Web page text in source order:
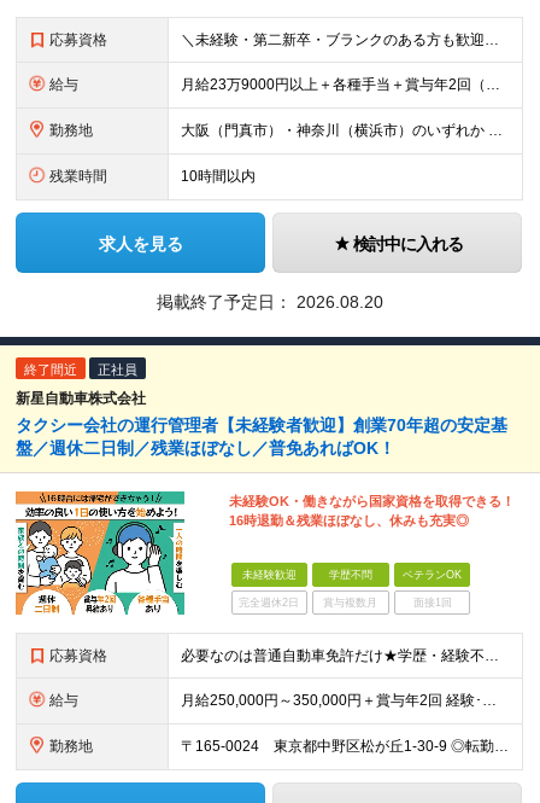
応募資格 ＼未経験・第二新卒・ブランクのある方も歓迎！／ ■大卒以上 ■基本的なPCスキルをお持ちの方（Excelに入力ができればOK） 今回は、意欲・人物を重視した採用です。必要な知識は入社後に身につけら
給与 月給23万9000円以上＋各種手当＋賞与年2回（年間約2ヶ月分） ★経験・年齢・能力などを考慮のうえ決定 ★残業代は別途全額支給 ＜あわせて支給される手当＞ ◆扶養手当（配偶者：月1万円、子ども1
勤務地 大阪（門真市）・神奈川（横浜市）のいずれか ※勤務地は希望を考慮して決定します。 ※場合により転勤の可能性もございます。 ※U・Iターン歓迎！ ■本社・大阪支店 大阪府門真市松生町6-20 ■東京
残業時間 10時間以内
求人を見る 検討中に入れる
掲載終了予定日： 2026.08.20
終了間近 正社員
新星自動車株式会社
タクシー会社の運行管理者【未経験者歓迎】創業70年超の安定基
盤／週休二日制／残業ほぼなし／普免あればOK！
未経験OK・働きながら国家資格を取得できる！
16時退勤＆残業ほぼなし、休みも充実◎
未経験歓迎 学歴不問 ベテランOK
完全週休2日 賞与複数月 面接1回
応募資格 必要なのは普通自動車免許だけ★学歴・経験不問★未経験OK ＜必須要項＞ 要普通自動車免許（AT限定可） ※未経験の方は入社後、運行管理者資格の取得を会社が全額支援＆サポート！ ※運行管理者（旅客）
給与 月給250,000円～350,000円＋賞与年2回 経験･能力を考慮いたします！ ※別途深夜割増・当直手当支給
勤務地 〒165-0024 東京都中野区松が丘1-30-9 ◎転勤なし ◎車・バイク・自転車通勤OK（駐車場あり） ◎埼玉方面からの通勤者多数在籍 ※（変更の範囲）上記を除く当社関連勤務地